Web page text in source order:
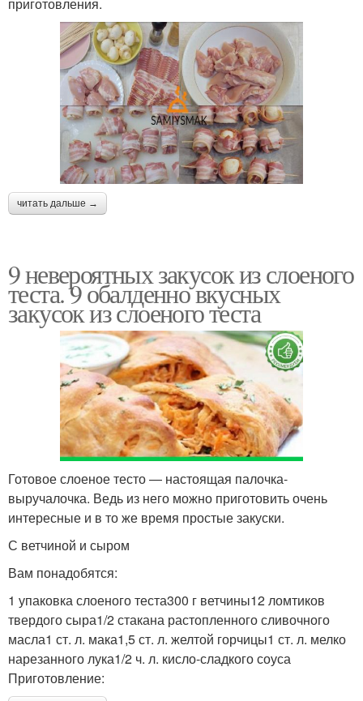
читать дальше →
9 невероятных закусок из слоеного
теста. 9 обалденно вкусных
закусок из слоеного теста
Готовое слоеное тесто — настоящая палочка-
выручалочка. Ведь из него можно приготовить очень
интересные и в то же время простые закуски.
С ветчиной и сыром
Вам понадобятся:
1 упаковка слоеного теста300 г ветчины12 ломтиков
твердого сыра1/2 стакана растопленного сливочного
масла1 ст. л. мака1,5 ст. л. желтой горчицы1 ст. л. мелко
нарезанного лука1/2 ч. л. кисло-сладкого соуса
Приготовление: